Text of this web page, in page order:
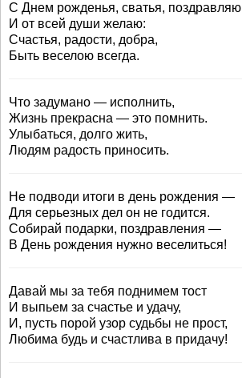
С Днем рожденья, сватья, поздравляю
И от всей души желаю:
Счастья, радости, добра,
Быть веселою всегда.
Что задумано — исполнить,
Жизнь прекрасна — это помнить.
Улыбаться, долго жить,
Людям радость приносить.
Не подводи итоги в день рождения —
Для серьезных дел он не годится.
Собирай подарки, поздравления —
В День рождения нужно веселиться!
Давай мы за тебя поднимем тост
И выпьем за счастье и удачу,
И, пусть порой узор судьбы не прост,
Любима будь и счастлива в придачу!